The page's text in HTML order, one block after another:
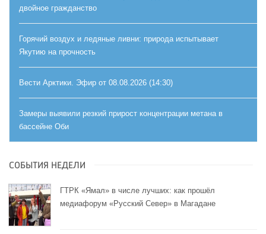
двойное гражданство
Горячий воздух и ледяные ливни: природа испытывает
Якутию на прочность
Вести Арктики. Эфир от 08.08.2026 (14:30)
Замеры выявили резкий прирост концентрации метана в
бассейне Оби
СОБЫТИЯ НЕДЕЛИ
ГТРК «Ямал» в числе лучших: как прошёл
медиафорум «Русский Север» в Магадане